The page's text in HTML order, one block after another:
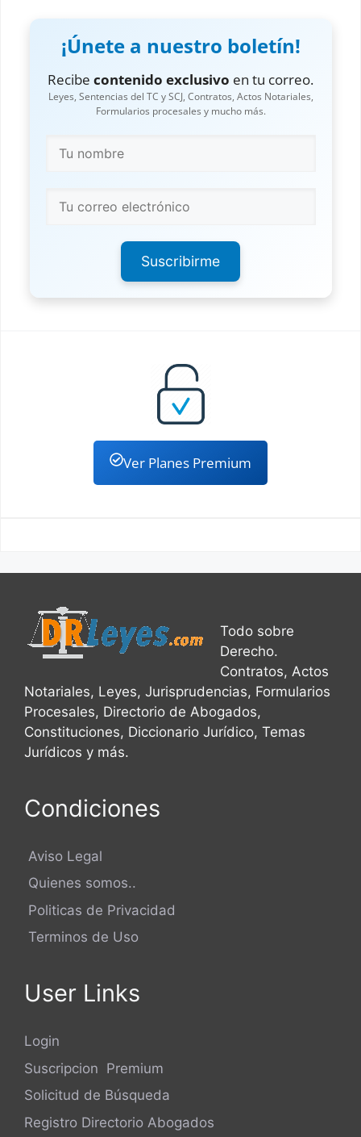
Garantía de Prenda sin Desapoderamiento
Incautacion de Bienes Muebles
Informativo Testimonial
Inspección de Lugares Intervención Forzosa
Intervención Voluntaria
Medios de Inadmisibilidad
Nacionalidad Dominicana
Nulidad de Adjudicación Inmobiliaria
Nulidad de un Testamento
Partición de Herencias
Perencion de Instancias Precio de Alquiler
Reapertura de debates
Rectificación Actas del Estado Civil
Recurso de Casación
Recusacion de Juez de Paz
Referimiento de Suspencion de Sentencia
Referimiento por Embargo Retentivo
Demanda en Rendición de Cuentas
Demanda en Responsabilidad Civil
Retiro Valores de un Banco
Traslado de Juez de Paz
¡Únete a nuestro boletín!
Recibe contenido exclusivo en tu correo.
Leyes, Sentencias del TC y SCJ, Contratos, Actos Notariales,
Formularios procesales y mucho más.
Suscribirme
Ver Planes Premium
Todo sobre
Derecho.
Contratos, Actos
Notariales, Leyes, Jurisprudencias, Formularios
Procesales, Directorio de Abogados,
Constituciones, Diccionario Jurídico, Temas
Jurídicos y más.
Condiciones
Aviso Legal
Quienes somos..
Politicas de Privacidad
Terminos de Uso
User Links
Login
Suscripcion Premium
Solicitud de Búsqueda
Registro Directorio Abogados